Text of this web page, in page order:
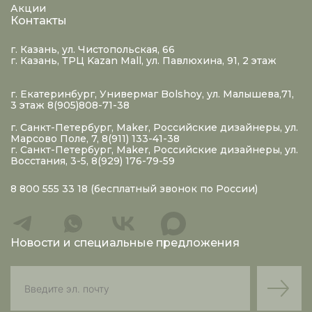
Акции
Контакты
г. Казань, ул. Чистопольская, 66
г. Казань, ТРЦ Kazan Mall, ул. Павлюхина, 91, 2 этаж
г. Екатеринбург, Универмаг Bolshoy, ул. Малышева,71,
3 этаж 8(905)808-71-38
г. Санкт-Петербург, Maker, Российские дизайнеры, ул.
Марсово Поле, 7, 8(911) 133-41-38
г. Санкт-Петербург, Maker, Российские дизайнеры, ул.
Восстания, 3-5, 8(929) 176-79-59
8 800 555 33 18 (бесплатный звонок по России)
Новости и специальные предложения